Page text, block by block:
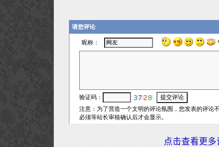
点击查看更多